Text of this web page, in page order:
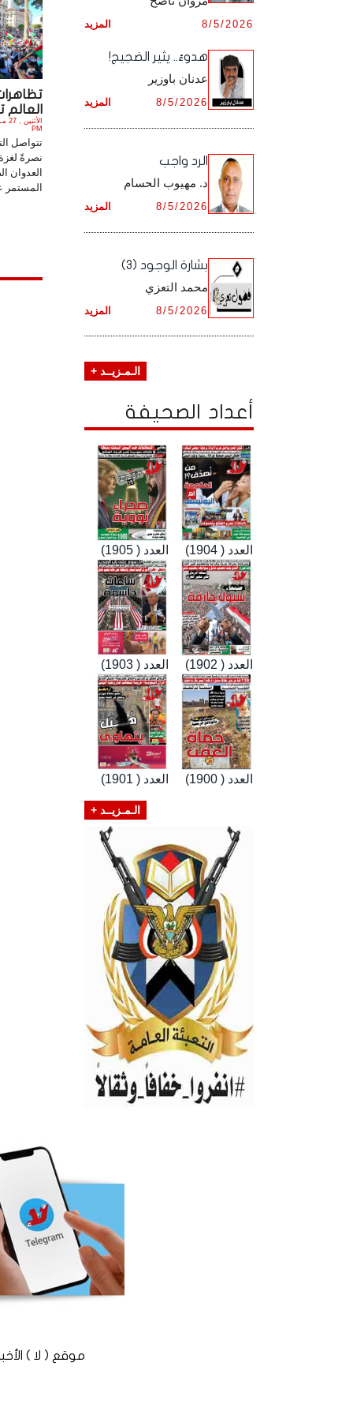
العالم
PM
تتواصل
نصرةً
العدوان
المستمر
أرشيف شهر ديـسـمـبـر ,
أرشيف شهر نـوفـمـبـر ,
أرشيف شهر ديـسـمـبـر ,
المزيد 8/5/2026
هدوءٌ.. يثير الضجيج!
عدنان باوزير
المزيد 8/5/2026
الرد واجب
د. مهيوب الحسام
المزيد 8/5/2026
بشارة الوجود (3)
محمد التعزي
المزيد 8/5/2026
الـمـزيــد +
أعداد الصحيفة
العدد ( 1905) العدد ( 1904)
العدد ( 1903) العدد ( 1902)
العدد ( 1901) العدد ( 1900)
الـمـزيــد +
موقع ( لا ) الأخباري المستقل ©